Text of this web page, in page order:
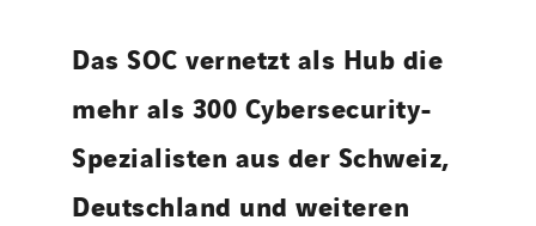
Das SOC vernetzt als Hub die
mehr als 300 Cybersecurity-
Spezialisten aus der Schweiz,
Deutschland und weiteren